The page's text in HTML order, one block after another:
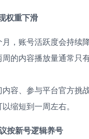
权重下滑
，账号活跃度会持续
的内容播放量通常只
容、参与平台官方挑
缩短到一周左右。
按新号逻辑养号